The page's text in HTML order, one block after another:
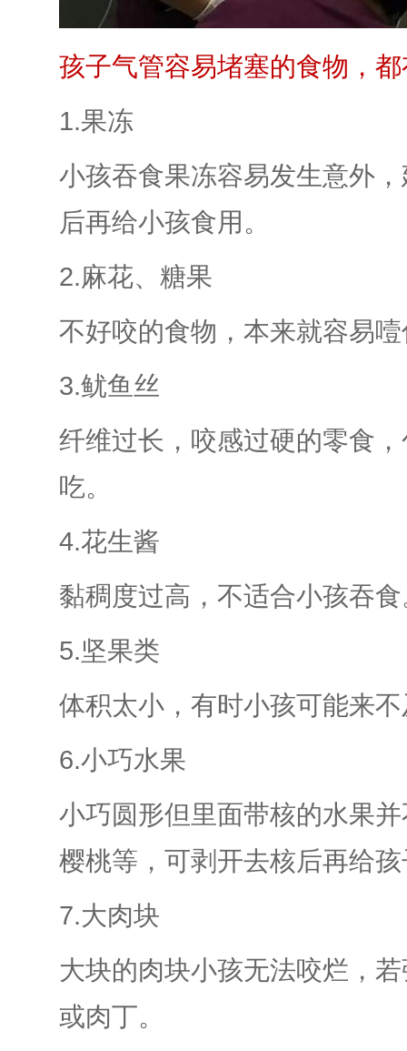
孩子气管容易堵塞的食物，
1.果冻
小孩吞食果冻容易发生意外
后再给小孩食用。
2.麻花、糖果
不好咬的食物，本来就容易
3.鱿鱼丝
纤维过长，咬感过硬的零食
吃。
4.花生酱
黏稠度过高，不适合小孩吞
5.坚果类
体积太小，有时小孩可能来
6.小巧水果
小巧圆形但里面带核的水果
樱桃等，可剥开去核后再给
7.大肉块
大块的肉块小孩无法咬烂，
或肉丁。